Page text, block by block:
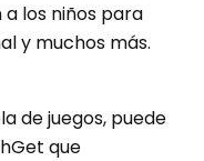
los niños para
y muchos más.
de juegos, puede
que